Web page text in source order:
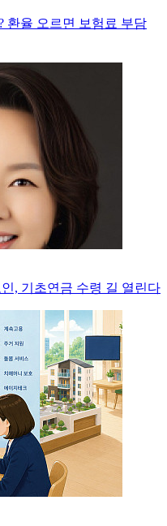
환율 오르면 보험료 부담
, 기초연금 수령 길 열린다